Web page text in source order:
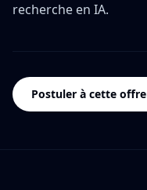
recherche en IA.
Postuler à cette offre